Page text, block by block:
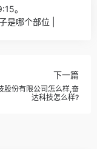
。
是哪个部位 |
下一篇
股份有限公司怎么样,奋
达科技怎么样?